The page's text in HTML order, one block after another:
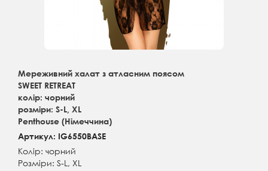
Мереживний халат з атласним поясом
SWEET RETREAT
колір: чорний
розміри: S-L, XL
Penthouse (Німеччина)
Артикул: IG6550BASE
Колір: чорний
Розміри: S-L, XL